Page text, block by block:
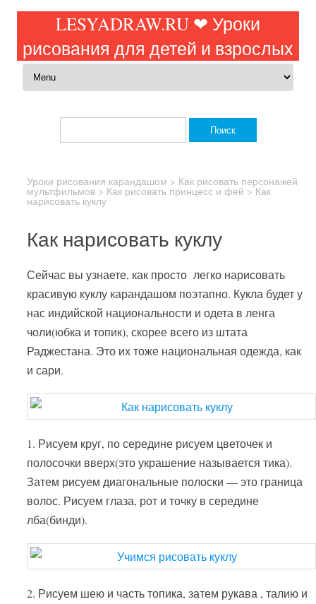
LESYADRAW.RU ❤ Уроки
рисования для детей и взрослых
Перейти к содержимому
Уроки рисования карандашом > Как рисовать персонажей
мультфильмов > Как рисовать принцесс и фей >Как
нарисовать куклу
Как нарисовать куклу
Сейчас вы узнаете, как просто легко нарисовать
красивую куклу карандашом поэтапно. Кукла будет у
нас индийской национальности и одета в ленга
чоли(юбка и топик), скорее всего из штата
Раджестана. Это их тоже национальная одежда, как
и сари.
1. Рисуем круг, по середине рисуем цветочек и
полосочки вверх(это украшение называется тика).
Затем рисуем диагональные полоски — это граница
волос. Рисуем глаза, рот и точку в середине
лба(бинди).
2. Рисуем шею и часть топика, затем рукава , талию и